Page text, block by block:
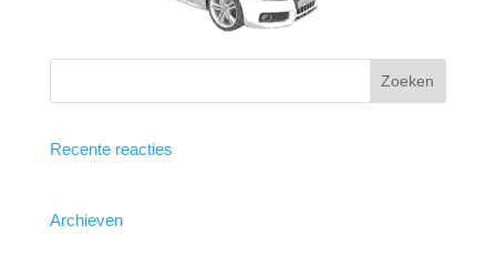
Recente reacties
Archieven